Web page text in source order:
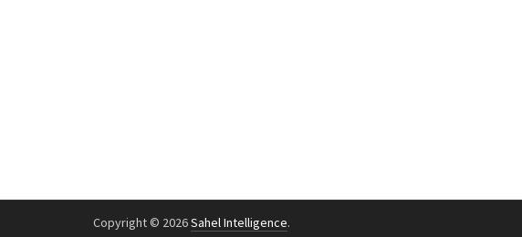
Copyright © 2026Sahel Intelligence.